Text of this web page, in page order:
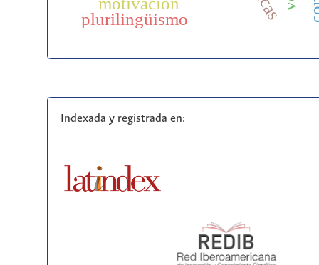
plurilingüismo
Indexada y registrada en: